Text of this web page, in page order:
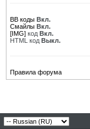
BB коды Вкл.
Смайлы Вкл.
[IMG] код Вкл.
HTML код Выкл.
Правила форума